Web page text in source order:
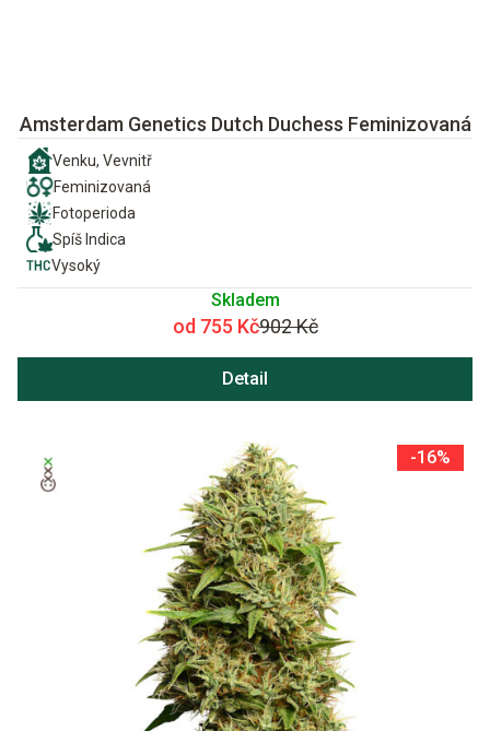
Amsterdam Genetics Dutch Duchess Feminizovaná
Venku, Vevnitř
Feminizovaná
Fotoperioda
Spíš Indica
Vysoký
Skladem
od 755 Kč902 Kč
Detail
-16%